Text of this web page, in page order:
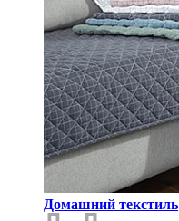
Домашний текстиль